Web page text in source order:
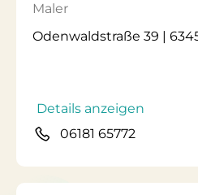
Maler
Odenwaldstraße 39 |
Details anzeigen
06181 65772